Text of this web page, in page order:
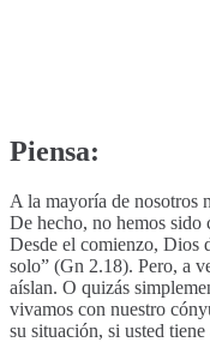
Piensa:
A la mayoría de nosotros
De hecho, no hemos sido
Desde el comienzo, Dios
solo” (Gn 2.18). Pero, a
aíslan. O quizás
vivamos con nuestro
su situación, si usted